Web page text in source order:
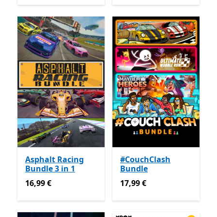
Asphalt Racing
Bundle 3 in 1
16,99 €
16,99 €
#CouchClash
Bundle
17,99 €
17,99 €